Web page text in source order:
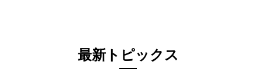
最新トピックス